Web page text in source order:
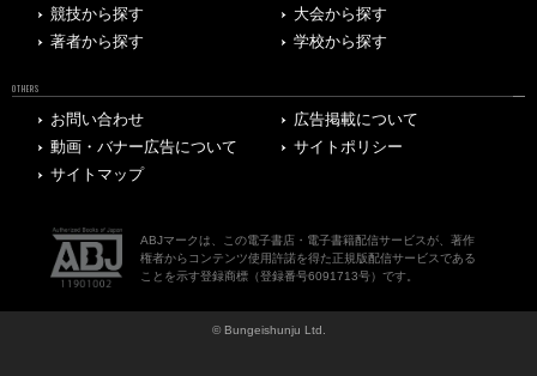
競技から探す
大会から探す
著者から探す
学校から探す
OTHERS
お問い合わせ
広告掲載について
動画・バナー広告について
サイトポリシー
サイトマップ
ABJマークは、この電子書店・電子書籍配信サービスが、著作
権者からコンテンツ使用許諾を得た正規版配信サービスである
ことを示す登録商標（登録番号6091713号）です。
© Bungeishunju Ltd.